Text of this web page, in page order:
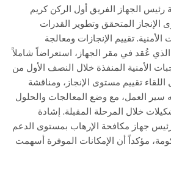
2026 برئاسة رئيس الجهاز الفريق أول الركن كريم
الإنجاز المتحقق وتطوير القدرات
الأمنية. تقييم الإنجازات ومعالجة
عُقد في مقر الجهاز، استعراضاً شاملاً
الأمنية المنفذة خلال النصف الأول من
تقييم مستوى الإنجاز، ومناقشة
سير العمل، مع وضع المعالجات والحلول
خلال المرحلة المقبلة. إشادة
جهاز مكافحة الإرهاب بمستوى الدعم
مؤكداً أن الإمكانات الموفرة أسهمت